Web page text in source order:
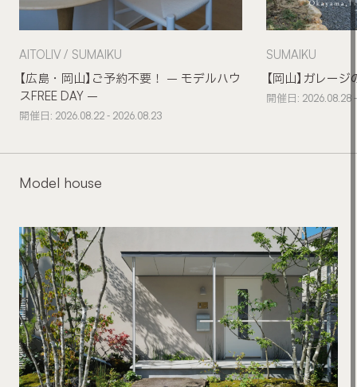
【広島・岡山】ご予約不要！ – モデルハウ
スFREE DAY –
AITOLIV SUMAIKU
開催日: 2026.08.22 - 2026.08.23
【岡山】ガレー
SUMAIKU
開催日: 2026.08.28
Model house